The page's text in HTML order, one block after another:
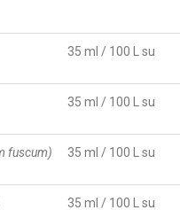
35 ml / 100 L su
35 ml / 100 L su
fuscum) 35 ml / 100 L su
35 ml / 100 L su